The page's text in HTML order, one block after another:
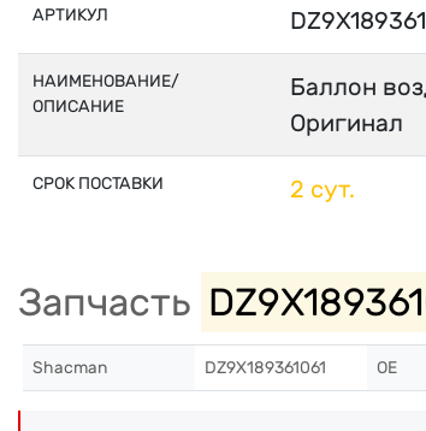
АРТИКУЛ
НАИМЕНОВАНИЕ/
ОПИСАНИЕ
Баллон
Оригинал
СРОК ПОСТАВКИ 2 сут.
Запчасть
Shacman DZ9X189361061 OE